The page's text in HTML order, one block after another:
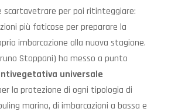
scartavetrare per poi ritinteggiare:
più faticose per preparare la
imbarcazione alla nuova stagione.
Stoppani) ha messo a punto
universale
la protezione di ogni tipologia di
marino, di imbarcazioni a bassa e